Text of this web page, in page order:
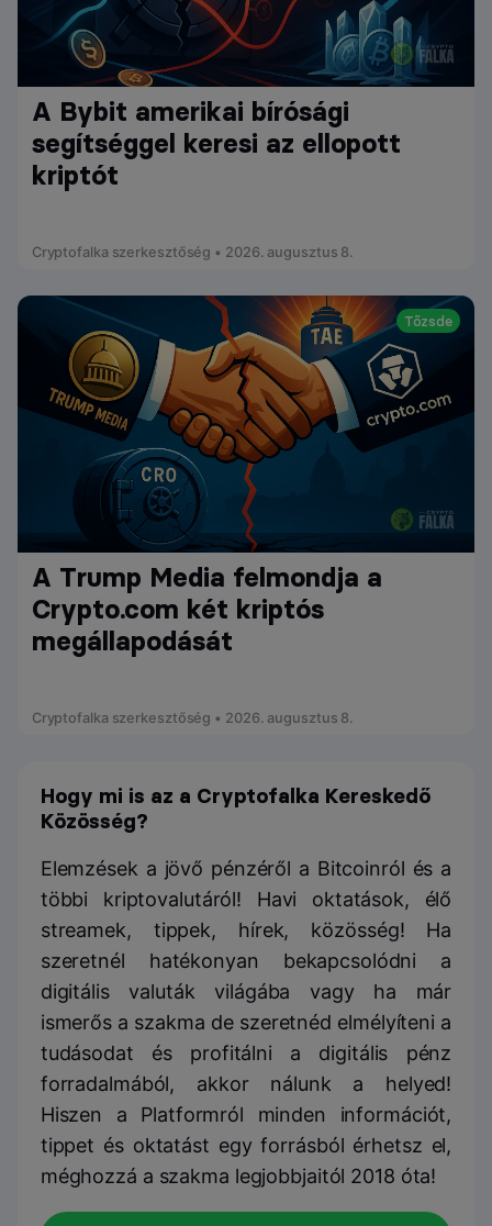
A Bybit amerikai bírósági
segítséggel keresi az ellopott
kriptót
Cryptofalka szerkesztőség • 2026. augusztus 8.
Tőzsde
A Trump Media felmondja a
Crypto.com két kriptós
megállapodását
Cryptofalka szerkesztőség • 2026. augusztus 8.
Hogy mi is az a Cryptofalka Kereskedő
Közösség?
Elemzések a jövő pénzéről a Bitcoinról és a
többi kriptovalutáról! Havi oktatások, élő
streamek, tippek, hírek, közösség! Ha
szeretnél hatékonyan bekapcsolódni a
digitális valuták világába vagy ha már
ismerős a szakma de szeretnéd elmélyíteni a
tudásodat és profitálni a digitális pénz
forradalmából, akkor nálunk a helyed!
Hiszen a Platformról minden információt,
tippet és oktatást egy forrásból érhetsz el,
méghozzá a szakma legjobbjaitól 2018 óta!